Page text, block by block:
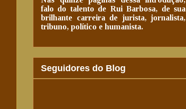
falo do talento de Rui Barbosa, de sua
brilhante carreira de jurista, jornalista,
tribuno, político e humanista.
Seguidores do Blog